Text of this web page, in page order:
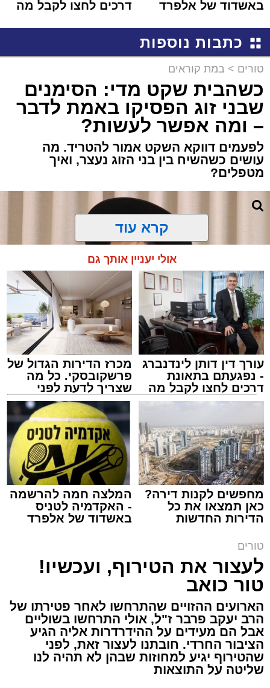
באשדוד של אלפרד
דרכים לחצו לקבל מה
כתבות נוספות
טורים > במת קוראים
כשהבית שקט מדי: הסימנים
שבני זוג הפסיקו באמת לדבר
– ומה אפשר לעשות?
לפעמים דווקא השקט אמור להטריד. מה
עושים כשהשיח בין בני הזוג נעצר, ואיך
מטפלים?
צילום: באדיבות המצלם
הרב שנהב עסיס / 17:34 29.07.26
תגים:שנהב עסיס יעוץ זוגי
באותו ערב ישבה המשפחה כולה סביב שולחן
ארוחת הערב. הילדים סיפרו בהתלהבות על מה
שקרה בבית הספר, ביקשו דברים והתווכחו ביניהם
מי ישב ליד אבא. הבית לא היה שקט, אך בין שני
האנשים שישבו משני צדי השולחן כמעט שלא
עברה מילה.
"תגידי לאבא שמחר צריך לקחת את הילד
לבדיקה", אמרה האם לבתה.
קרא עוד
אולי יעניין אותך גם
עורך דין דותן לינדנברג
- נפגעתם בתאונת
דרכים לחצו לקבל מה
שמגיע לכם
מכרז הדירות הגדול של
פרשקובסקי. כל מה
שצריך לדעת לפני
שמגישים הצעה לדירה
באשדוד
מחפשים לקנות דירה?
כאן תמצאו את כל
הדירות החדשות
המלצה חמה להרשמה
- האקדמיה לטניס
באשדוד של אלפרד
טורים
לעצור את הטירוף, ועכשיו!
טור כואב
הארועים ההזויים שהתרחשו לאחר פטירתו של
הרב יעקב פרבר ז"ל, אולי התרחשו בשוליים
אבל הם מעידים על ההידרדרות אליה הגיע
הציבור החרדי. חובתנו לעצור זאת, לפני
שהטירוף יגיע למחוזות שבהן לא תהיה לנו
שליטה על התוצאות